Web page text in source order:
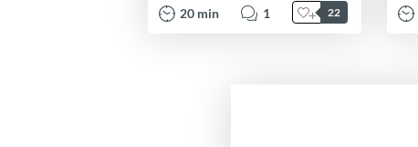
20 min 1 22